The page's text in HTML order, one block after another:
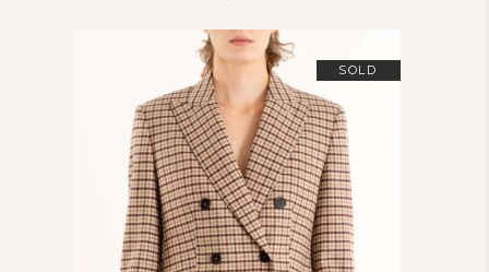
SOLD